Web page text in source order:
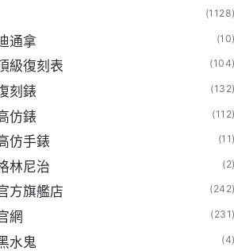
通拿
級復刻表
刻錶
仿錶
仿手錶
林尼治
方旗艦店
網
水鬼